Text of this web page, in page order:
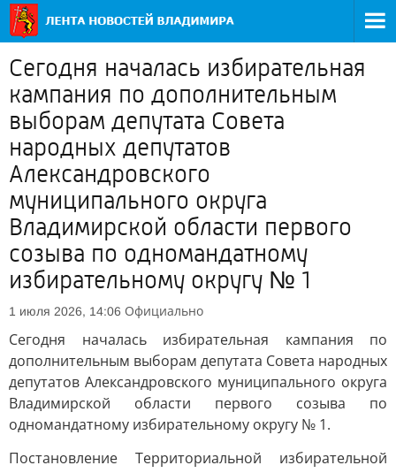
Сегодня началась избирательная
кампания по дополнительным
выборам депутата Совета
народных депутатов
Александровского
муниципального округа
Владимирской области первого
созыва по одномандатному
избирательному округу № 1
1 июля 2026, 14:06 Официально
Сегодня началась избирательная кампания по
дополнительным выборам депутата Совета народных
депутатов Александровского муниципального округа
Владимирской области первого созыва по
одномандатному избирательному округу № 1.
Постановление Территориальной избирательной